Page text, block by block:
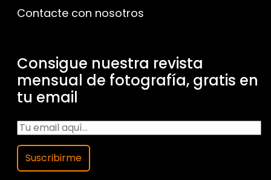
Contacte con nosotros
Consigue nuestra revista
mensual de fotografía, gratis en
tu email
Suscribirme